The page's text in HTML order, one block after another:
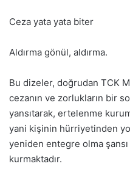
Ceza yata yata biter
Aldırma gönül, aldırma.
Bu dizeler, doğrudan TCK
cezanın ve zorlukların bir
yansıtarak, ertelenme
yani kişinin hürriyetinden
yeniden entegre olma
kurmaktadır.